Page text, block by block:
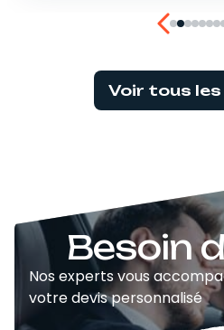
Voir tous
Besoin
Nos experts vous
votre devis personnalisé